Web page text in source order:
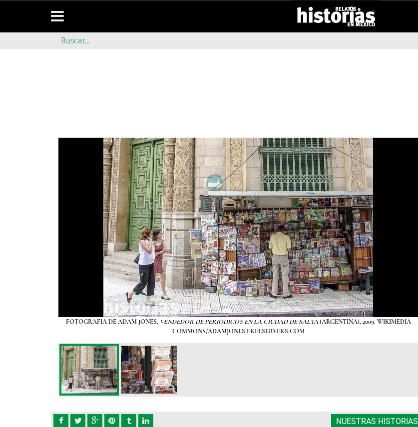
FOTOGRAFÍA DE ADAM JONES, VENDEDOR DE PERIÓDICOS EN LA CIUDAD DE SALTA(ARGENTINA), 2009. WIKIMEDIA
COMMONS/ADAMJONES.FREESERVERS.COM
NUESTRAS HISTORIAS